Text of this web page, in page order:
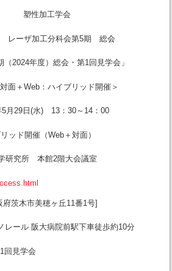
学会
科会第5期 総会
）総会・第1回見学会」
ハイブリッド開催＞
日(水) 13：30～14：00
開催（Web＋対面）
所 本館2階大会議室
木市美穂ヶ丘11番1号]
阪大病院前駅下車徒歩約10分
回見学会